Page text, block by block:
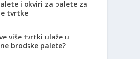
i okviri za palete za
tvrtke
više tvrtki ulaže u
brodske palete?